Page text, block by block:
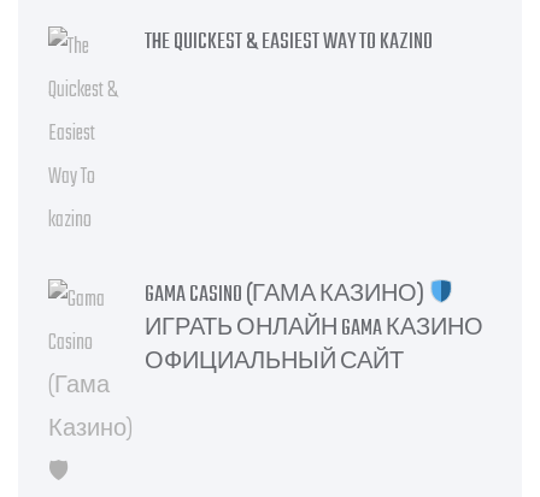
THE QUICKEST & EASIEST WAY TO KAZINO
GAMA CASINO (ГАМА КАЗИНО)
ИГРАТЬ ОНЛАЙН GAMA КАЗИНО
ОФИЦИАЛЬНЫЙ САЙТ